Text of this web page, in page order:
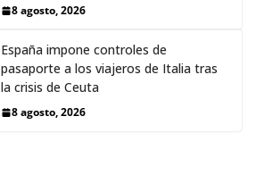
8 agosto, 2026
España impone controles de
pasaporte a los viajeros de Italia tras
la crisis de Ceuta
8 agosto, 2026